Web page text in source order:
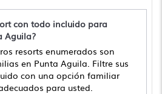
con todo incluido para
Aguila?
resorts enumerados son
en Punta Aguila. Filtre sus
con una opción familiar
para usted.